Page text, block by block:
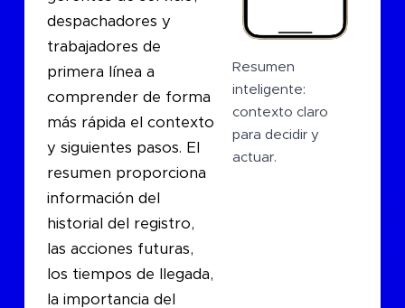
despachadores y
trabajadores de
primera línea a
comprender de forma
más rápida el contexto
y siguientes pasos. El
resumen proporciona
información del
historial del registro,
las acciones futuras,
los tiempos de llegada,
la importancia del
Resumen
inteligente:
contexto claro
para decidir y
actuar.